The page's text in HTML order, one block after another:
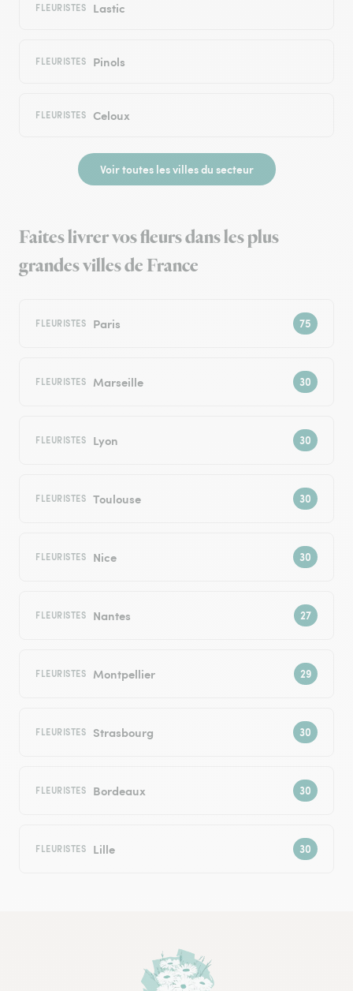
FLEURISTES Lastic
FLEURISTES Pinols
FLEURISTES Celoux
Voir toutes les villes du secteur
Faites livrer vos fleurs dans les plus
grandes villes de France
FLEURISTES Paris
FLEURISTES Marseille
FLEURISTES Lyon
FLEURISTES Toulouse
FLEURISTES Nice
FLEURISTES Nantes
FLEURISTES Montpellier
FLEURISTES Strasbourg
FLEURISTES Bordeaux
FLEURISTES Lille